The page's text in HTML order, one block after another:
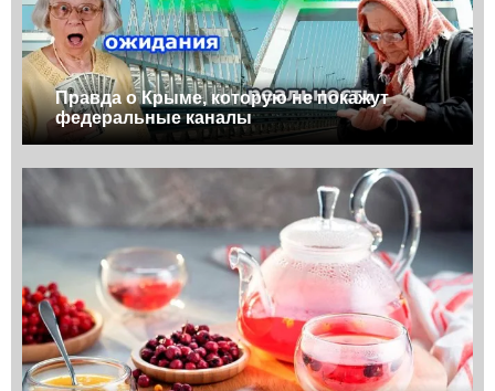
Правда о Крыме, которую не покажут
федеральные каналы